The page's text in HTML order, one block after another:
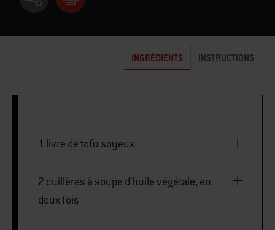
INGRÉDIENTS INSTRUCTIONS
1 livre de tofu soyeux
2 cuillères à soupe d’huile végétale, en
deux fois